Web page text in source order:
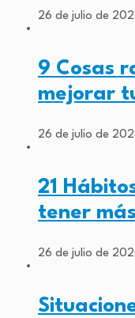
26 de julio de
9 Cosas
mejorar
26 de julio de
21
tener
26 de julio de